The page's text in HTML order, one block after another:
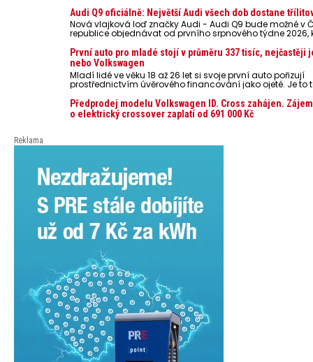
nebo notebooky. Můžou urychlit stárnutí baterií, poškodit
ve výjimečných případech i zvýšit riziko požáru.
Audi Q9 oficiálně: Největší Audi všech dob dostane
Nová vlajková loď značky Audi - Audi Q9 bude možné v
republice objednávat od prvního srpnového týdne 2026,
První auto pro mladé stojí v průměru 337 tisíc, nejčastěji
nebo Volkswagen
Mladí lidé ve věku 18 až 26 let si svoje první auto pořizují
prostřednictvím úvěrového financování jako ojeté. Je to
dosahuje 337 tisíc korun a průměrná financovaná
251 tisíc korun. Vyplývá to z dat Leasingu České
posledních 10 let (2016–2026).
Předprodej modelu Volkswagen ID. Cross zahájen.
o elektrický crossover zaplatí od 691 000 Kč
Reklama